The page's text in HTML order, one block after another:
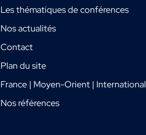
Les thématiques de conférences
Nos actualités
Contact
Plan du site
France | Moyen-Orient | International
Nos références